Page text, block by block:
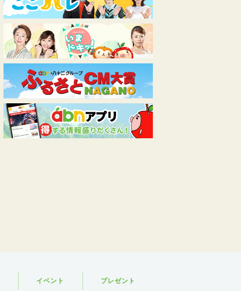
イベント プレゼント